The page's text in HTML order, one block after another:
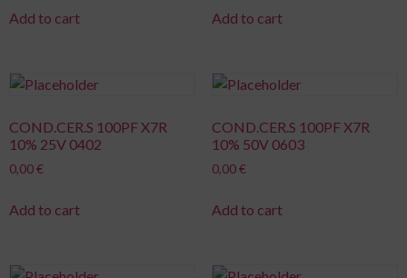
Add to cart Add to cart
COND.CER.S 100PF X7R
10% 25V 0402
0,00€
Add to cart
COND.CER.S 100PF X7R
10% 50V 0603
0,00€
Add to cart